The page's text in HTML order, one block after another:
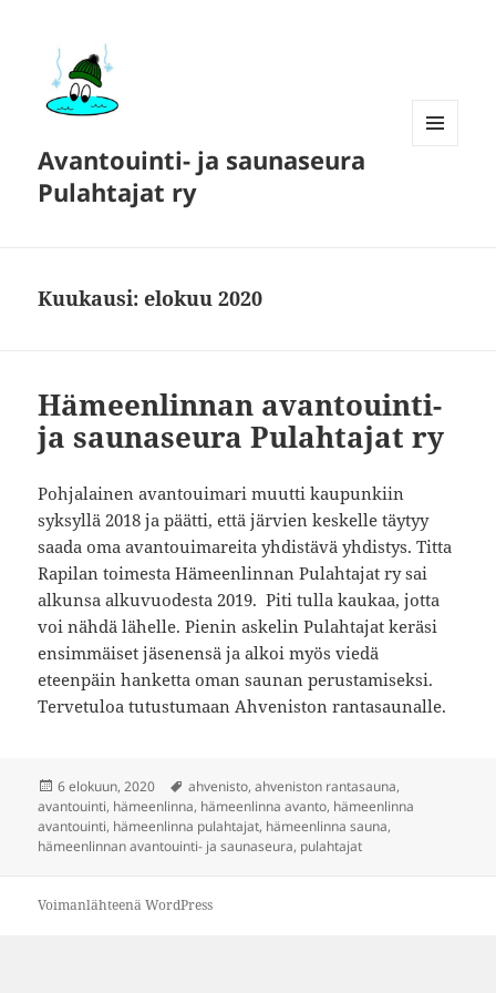
Avantouinti- ja saunaseura
Pulahtajat ry
Kuukausi:elokuu 2020
Hämeenlinnan avantouinti-
ja saunaseura Pulahtajat ry
Pohjalainen avantouimari muutti kaupunkiin
syksyllä 2018 ja päätti, että järvien keskelle täytyy
saada oma avantouimareita yhdistävä yhdistys. Titta
Rapilan toimesta Hämeenlinnan Pulahtajat ry sai
alkunsa alkuvuodesta 2019. Piti tulla kaukaa, jotta
voi nähdä lähelle. Pienin askelin Pulahtajat keräsi
ensimmäiset jäsenensä ja alkoi myös viedä
eteenpäin hanketta oman saunan perustamiseksi.
Tervetuloa tutustumaan Ahveniston rantasaunalle.
Julkaistu
6 elokuun, 2020 Avainsanat
ahvenisto,ahveniston rantasauna,
avantouinti, hämeenlinna, hämeenlinna avanto, hämeenlinna
avantouinti, hämeenlinna pulahtajat, hämeenlinna sauna,
hämeenlinnan avantouinti- ja saunaseura, pulahtajat
Voimanlähteenä WordPress